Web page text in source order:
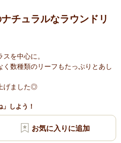
チュラルなラウンドリ
を中心に。
数種類のリーフもたっぷりとあし
げました◎
しよう！